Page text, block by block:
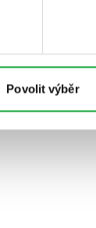
Povolit výběr